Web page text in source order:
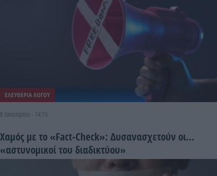
ΕΛΕΥΘΕΡΙΑ ΛΟΓΟΥ
8 Ιανουαρίου - 14:15
Χαμός με το «Fact-Check»: Δυσανασχετούν οι…
«αστυνομικοί του διαδικτύου»